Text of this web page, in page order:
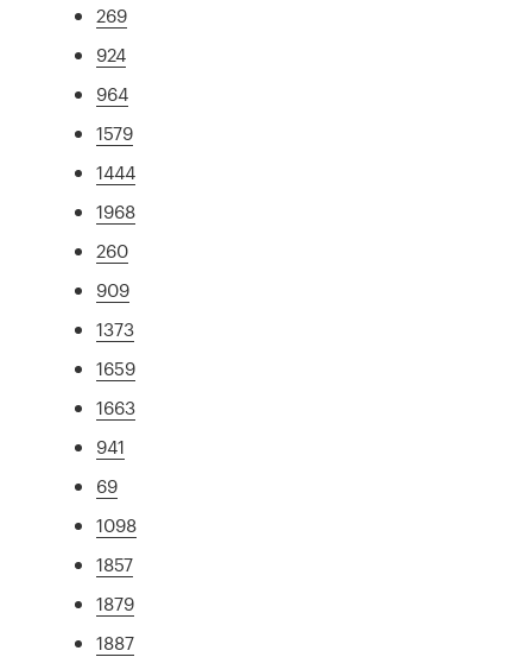
269
924
964
1579
1444
1968
260
909
1373
1659
1663
941
69
1098
1857
1879
1887